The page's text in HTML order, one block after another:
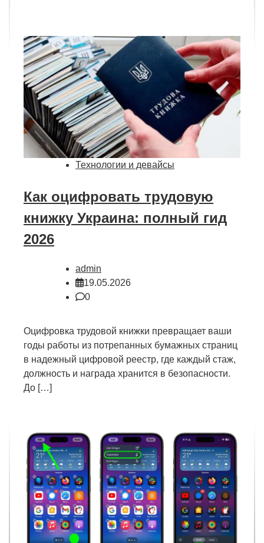
Технологии и девайсы
Как оцифровать трудовую
книжку Украина: полный гид
2026
admin
19.05.2026
0
Оцифровка трудовой книжки превращает ваши
годы работы из потрепанных бумажных страниц
в надежный цифровой реестр, где каждый стаж,
должность и награда хранится в безопасности.
До […]